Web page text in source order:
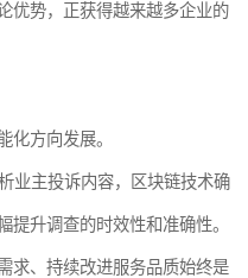
优势，正获得越来越多企业的
化方向发展。
业主投诉内容，区块链技术确
升调查的时效性和准确性。
求、持续改进服务品质始终是